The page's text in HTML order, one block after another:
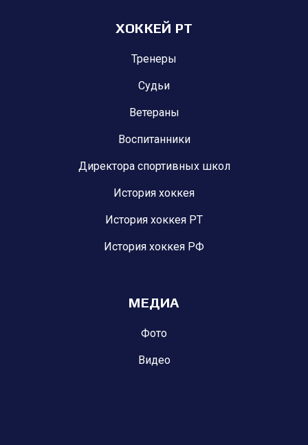
ХОККЕЙ РТ
Тренеры
Судьи
Ветераны
Воспитанники
Директора спортивных школ
История хоккея
История хоккея РТ
История хоккея РФ
МЕДИА
Фото
Видео